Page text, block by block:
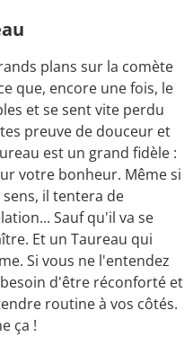
plans sur la comète
que, encore une fois, le
et se sent vite perdu
preuve de douceur et
est un grand fidèle :
votre bonheur. Même si
il tentera de
Sauf qu'il va se
Et un Taureau qui
Si vous ne l'entendez
d'être réconforté et
routine à vos côtés.
ça !